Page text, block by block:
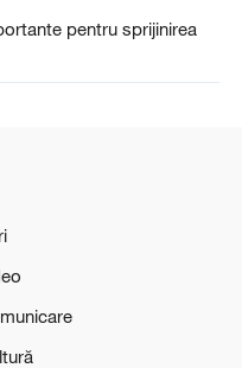
pentru sprijinirea